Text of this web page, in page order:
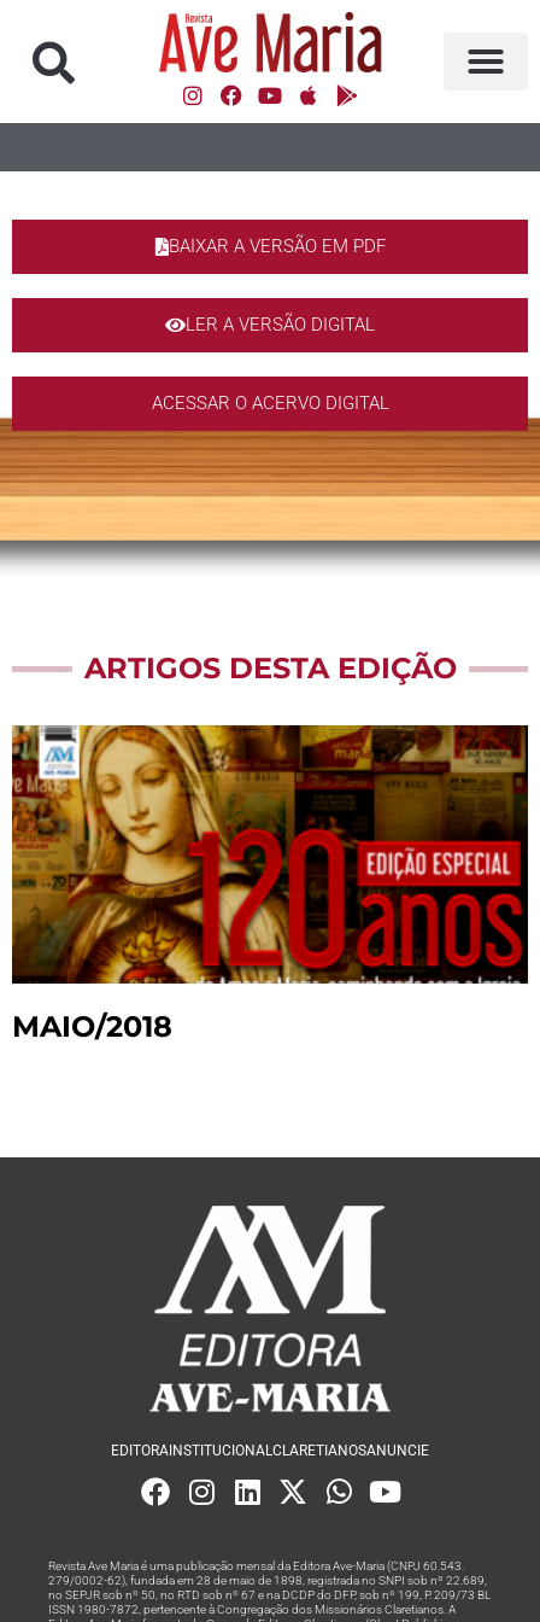
BAIXAR A VERSÃO EM PDF
LER A VERSÃO DIGITAL
ACESSAR O ACERVO DIGITAL
ARTIGOS DESTA EDIÇÃO
MAIO/2018
EDITORA INSTITUCIONALCLARETIANOSANUNCIE
Revista Ave Maria é uma publicação mensal da Editora Ave-Maria (CNPJ 60.543.
279/0002-62), fundada em 28 de maio de 1898, registrada no SNPI sob nº 22.689,
no SEPJR sob nº 50, no RTD sob nº 67 e na DCDP do DFP, sob nº 199, P. 209/73 BL
ISSN 1980-7872, pertencente à Congregação dos Missionários Claretianos. A